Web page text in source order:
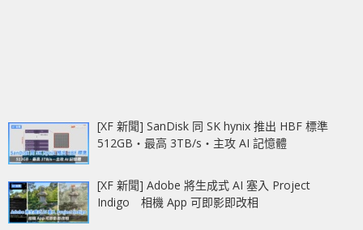
[XF 新聞] SanDisk 同 SK hynix 推出 HBF 標準
512GB‧最高 3TB/s‧主攻 AI 記憶體
[XF 新聞] Adobe 將生成式 AI 塞入 Project
Indigo 相機 App 可即影即改相